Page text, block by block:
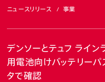
ニュースリリース 事業
デンソーとテュフ ライン
用電池向けバッテリー
タで確認